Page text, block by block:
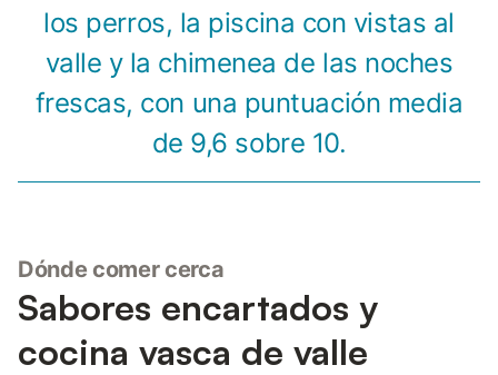
los perros, la piscina con vistas al
valle y la chimenea de las noches
frescas, con una puntuación media
de 9,6 sobre 10.
Dónde comer cerca
Sabores encartados y
cocina vasca de valle